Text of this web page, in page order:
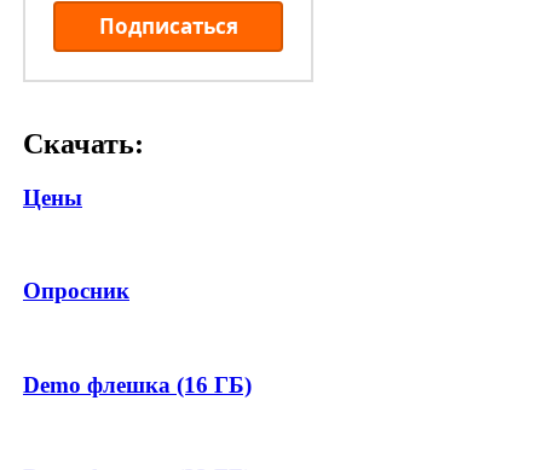
Подписаться
Скачать:
Цены
Опросник
Demo флешка (16 ГБ)